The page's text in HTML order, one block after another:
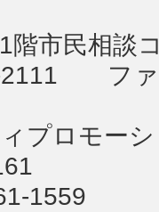
階市民相談
2111 ファ
ィプロモー
1559